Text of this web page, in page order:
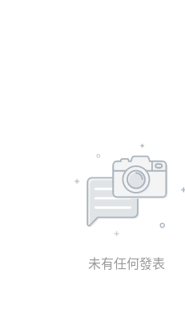
未有任何發表